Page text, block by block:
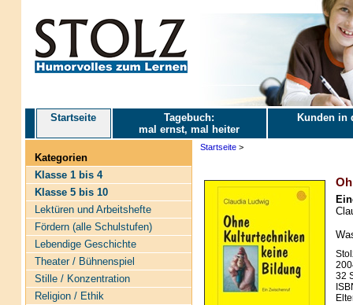
Startseite
Tagebuch:
mal ernst, mal heiter
Kunden in
Kategorien
Klasse 1 bis 4
Klasse 5 bis 10
Lektüren und Arbeitshefte
Fördern (alle Schulstufen)
Lebendige Geschichte
Theater / Bühnenspiel
Stille / Konzentration
Religion / Ethik
Startseite>
32